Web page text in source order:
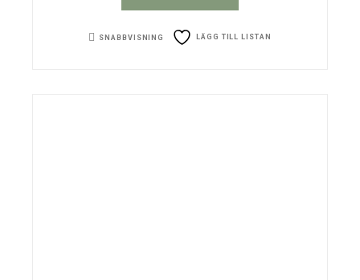
SNABBVISNING LÄGG TILL LISTAN